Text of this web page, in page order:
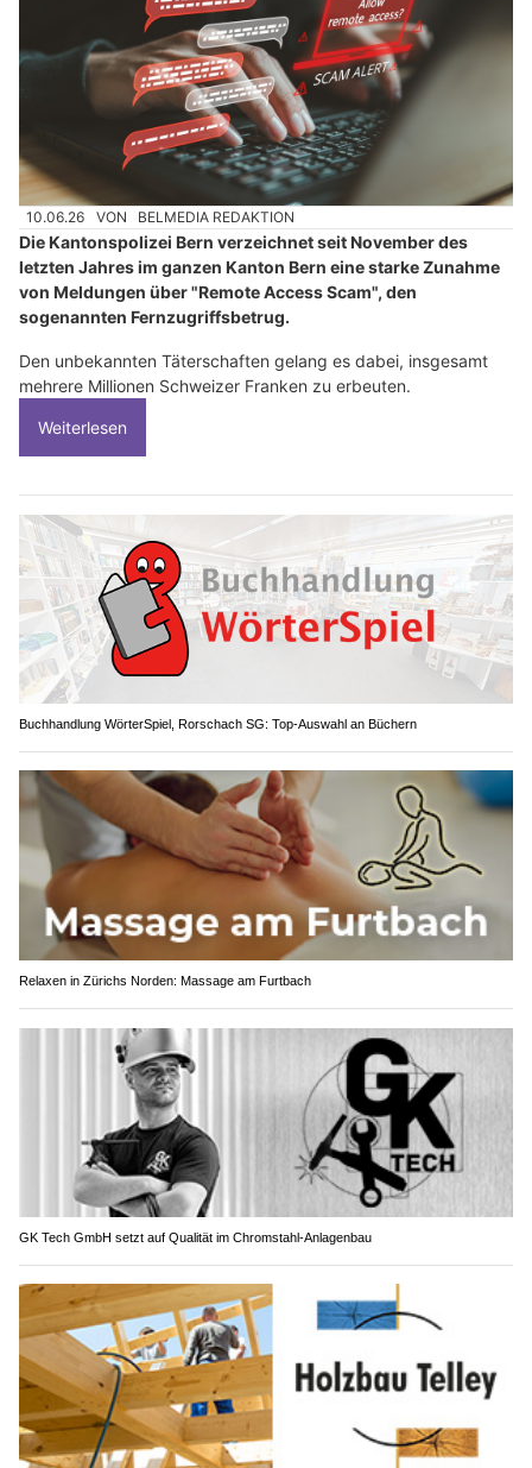
10.06.26 VON BELMEDIA REDAKTION
Die Kantonspolizei Bern verzeichnet seit November des
letzten Jahres im ganzen Kanton Bern eine starke Zunahme
von Meldungen über "Remote Access Scam", den
sogenannten Fernzugriffsbetrug.
Den unbekannten Täterschaften gelang es dabei, insgesamt
mehrere Millionen Schweizer Franken zu erbeuten.
Weiterlesen
Buchhandlung WörterSpiel, Rorschach SG: Top-Auswahl an Büchern
Relaxen in Zürichs Norden: Massage am Furtbach
GK Tech GmbH setzt auf Qualität im Chromstahl-Anlagenbau